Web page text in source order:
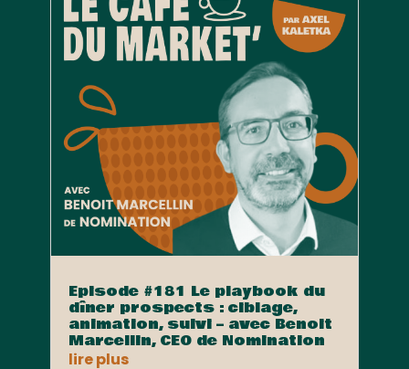
Episode #181 Le playbook du
dîner prospects : ciblage,
animation, suivi – avec Benoit
Marcellin, CEO de Nomination
lire plus